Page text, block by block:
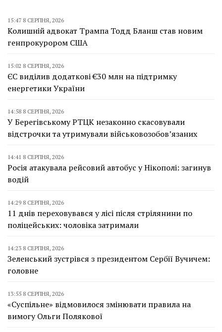
15:47 8 СЕРПНЯ, 2026
Колишній адвокат Трампа Тодд Бланш став новим
генпрокурором США
15:02 8 СЕРПНЯ, 2026
ЄС виділив додаткові €30 млн на підтримку
енергетики України
14:58 8 СЕРПНЯ, 2026
У Берегівському РТЦК незаконно скасовували
відстрочки та утримували військовозобов’язаних
14:41 8 СЕРПНЯ, 2026
Росія атакувала рейсовий автобус у Нікополі: загинув
водій
14:29 8 СЕРПНЯ, 2026
11 днів переховувався у лісі після стрілянини по
поліцейських: чоловіка затримали
14:23 8 СЕРПНЯ, 2026
Зеленський зустрівся з президентом Сербії Вучичем:
головне
13:55 8 СЕРПНЯ, 2026
«Суспільне» відмовилося змінювати правила на
вимогу Ольги Полякової